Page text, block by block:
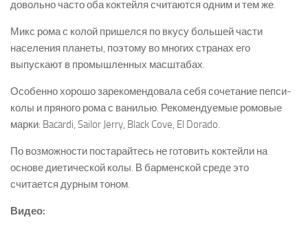
довольно часто оба коктейля считаются одним и тем же.
Микс рома с колой пришелся по вкусу большей части
населения планеты, поэтому во многих странах его
выпускают в промышленных масштабах.
Особенно хорошо зарекомендовала себя сочетание пепси-
колы и пряного рома с ванилью. Рекомендуемые ромовые
марки: Bacardi, Sailor Jerry, Black Cove, El Dorado.
По возможности постарайтесь не готовить коктейли на
основе диетической колы. В барменской среде это
считается дурным тоном.
Видео: